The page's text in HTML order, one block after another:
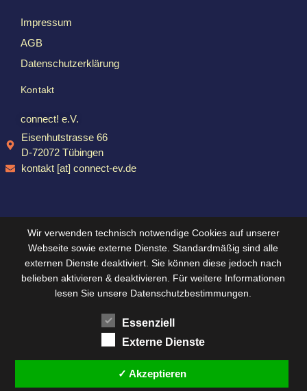
Impressum
AGB
Datenschutzerklärung
Kontakt
connect! e.V.
Eisenhutstrasse 66
D-72072 Tübingen
kontakt [at] connect-ev.de
Wir verwenden technisch notwendige Cookies auf unserer
Webseite sowie externe Dienste. Standardmäßig sind alle
externen Dienste deaktiviert. Sie können diese jedoch nach
belieben aktivieren & deaktivieren. Für weitere Informationen
lesen Sie unsere Datenschutzbestimmungen.
Essenziell
Externe Dienste
✓ Akzeptieren